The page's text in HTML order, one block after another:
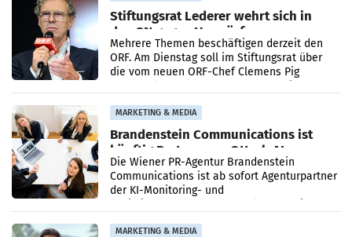
Stiftungsrat Lederer wehrt sich in
den SN gegen Vorwürfe
Mehrere Themen beschäftigen derzeit den
ORF. Am Dienstag soll im Stiftungsrat über
die vom neuen ORF-Chef Clemens Pig
MARKETING & MEDIA
Brandenstein Communications ist
künftig Partner von OtterlyAI
Die Wiener PR-Agentur Brandenstein
Communications ist ab sofort Agenturpartner
der KI-Monitoring- und
MARKETING & MEDIA